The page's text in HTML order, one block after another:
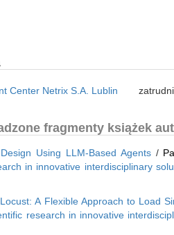
Center Netrix S.A. Lublin
fragmenty książek
Using LLM-Based Agents/
in innovative interdisciplinary
A Flexible Approach to Load
research in innovative